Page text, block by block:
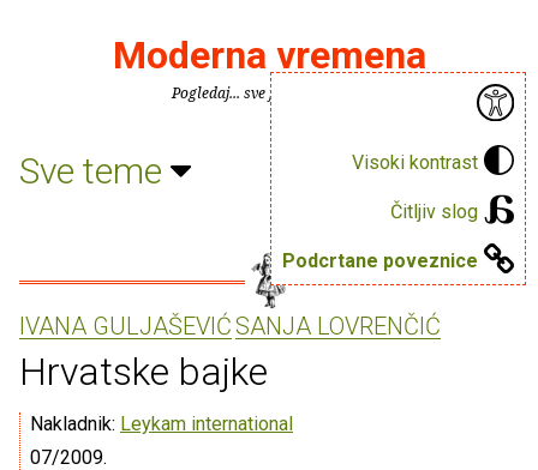
Visoki kontrast
Čitljiv slog
Podcrtane poveznice
Moderna vremena
Pogledaj... sve je puno knjiga.
Sve teme
IVANA GULJAŠEVIĆSANJA LOVRENČIĆ
Hrvatske bajke
Nakladnik: Leykam international
07/2009.